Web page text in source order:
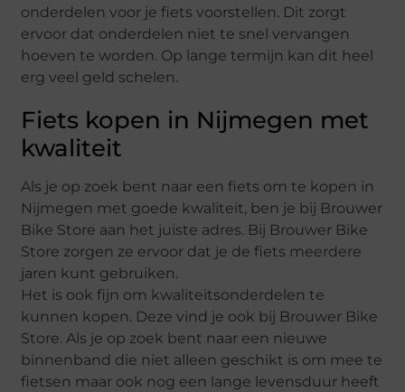
onderdelen voor je fiets voorstellen. Dit zorgt
ervoor dat onderdelen niet te snel vervangen
hoeven te worden. Op lange termijn kan dit heel
erg veel geld schelen.
Fiets kopen in Nijmegen met
kwaliteit
Als je op zoek bent naar een fiets om te kopen in
Nijmegen met goede kwaliteit, ben je bij Brouwer
Bike Store aan het juiste adres. Bij Brouwer Bike
Store zorgen ze ervoor dat je de fiets meerdere
jaren kunt gebruiken.
Het is ook fijn om kwaliteitsonderdelen te
kunnen kopen. Deze vind je ook bij Brouwer Bike
Store. Als je op zoek bent naar een nieuwe
binnenband die niet alleen geschikt is om mee te
fietsen maar ook nog een lange levensduur heeft